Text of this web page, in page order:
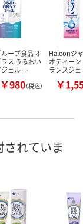
ープ食品 オ
ス うるおい
ジェル …
￥980（税込）
Haleonジ
オティー
ランスジ
￥
れていま